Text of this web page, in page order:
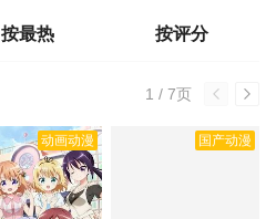
按最热 按评分
1 / 7页
动画动漫 国产动漫